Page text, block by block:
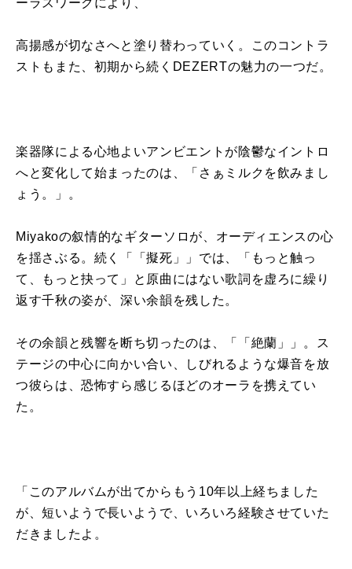
ーラスワークにより、
高揚感が切なさへと塗り替わっていく。このコントラ
ストもまた、初期から続くDEZERTの魅力の一つだ。
楽器隊による心地よいアンビエントが陰鬱なイントロ
へと変化して始まったのは、「さぁミルクを飲みまし
ょう。」。
Miyakoの叙情的なギターソロが、オーディエンスの心
を揺さぶる。続く「「擬死」」では、「もっと触っ
て、もっと抉って」と原曲にはない歌詞を虚ろに繰り
返す千秋の姿が、深い余韻を残した。
その余韻と残響を断ち切ったのは、「「絶蘭」」。ス
テージの中心に向かい合い、しびれるような爆音を放
つ彼らは、恐怖すら感じるほどのオーラを携えてい
た。
「このアルバムが出てからもう10年以上経ちました
が、短いようで長いようで、いろいろ経験させていた
だきましたよ。